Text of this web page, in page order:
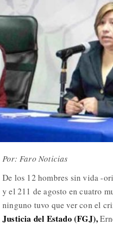
Por: Faro Noticias
De los 12 hombres sin vida -
y el 211 de agosto en cuatro
ninguno tuvo que ver con el
Justicia del Estado (FGJ),